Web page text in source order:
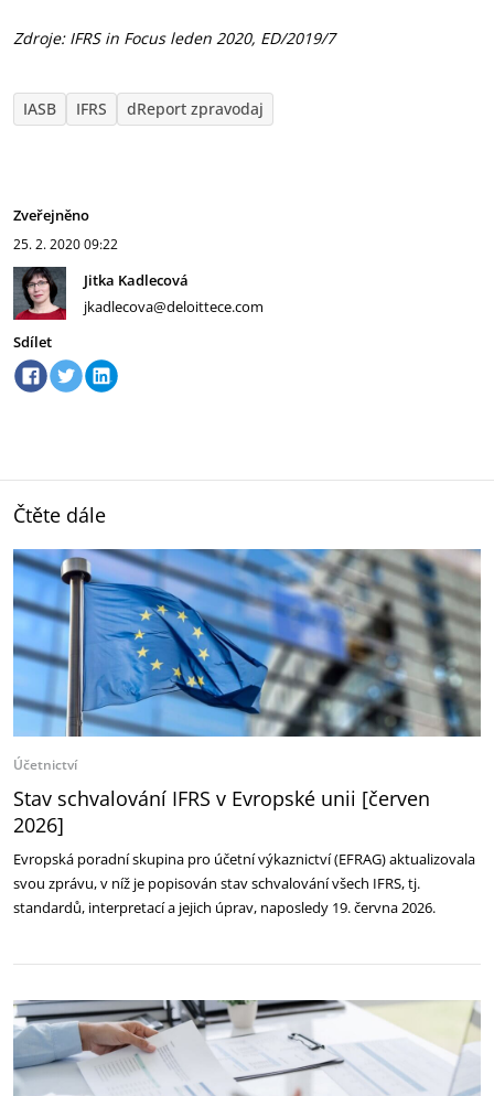
Zdroje: IFRS in Focus leden 2020, ED/2019/7
IASB IFRS dReport zpravodaj
Zveřejněno
25. 2. 202009:22
Jitka Kadlecová
jkadlecova@deloittece.com
Sdílet
Čtěte dále
Účetnictví
Stav schvalování IFRS v Evropské unii [červen
2026]
Evropská poradní skupina pro účetní výkaznictví (EFRAG) aktualizovala
svou zprávu, v níž je popisován stav schvalování všech IFRS, tj.
standardů, interpretací a jejich úprav, naposledy 19. června 2026.